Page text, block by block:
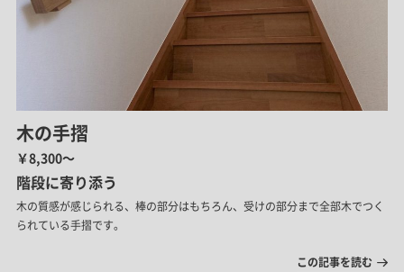
木の手摺
￥8,300～
階段に寄り添う
木の質感が感じられる、棒の部分はもちろん、受けの部分まで全部木でつく
られている手摺です。
この記事を読む